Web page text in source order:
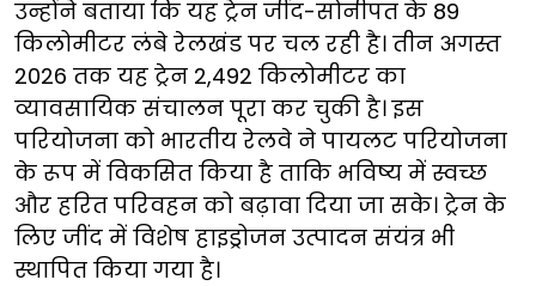
उन्होंने बताया कि यह ट्रेन जींद-सोनीपत के 89
किलोमीटर लंबे रेलखंड पर चल रही है। तीन अगस्त
2026 तक यह ट्रेन 2,492 किलोमीटर का
व्यावसायिक संचालन पूरा कर चुकी है। इस
परियोजना को भारतीय रेलवे ने पायलट परियोजना
के रूप में विकसित किया है ताकि भविष्य में स्वच्छ
और हरित परिवहन को बढ़ावा दिया जा सके। ट्रेन के
लिए जींद में विशेष हाइड्रोजन उत्पादन संयंत्र भी
स्थापित किया गया है।